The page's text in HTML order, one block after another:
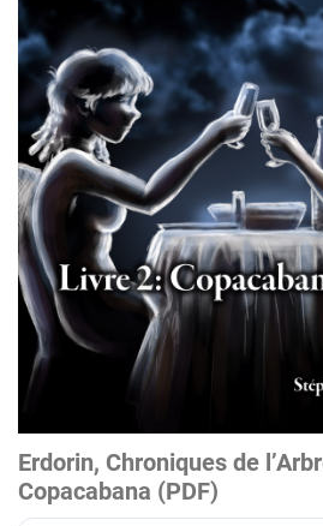
Erdorin, Chroniques de
Copacabana (PDF)